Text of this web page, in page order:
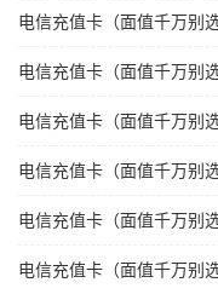
电信充值卡（面值千万别
电信充值卡（面值千万别
电信充值卡（面值千万别
电信充值卡（面值千万别
电信充值卡（面值千万别
电信充值卡（面值千万别